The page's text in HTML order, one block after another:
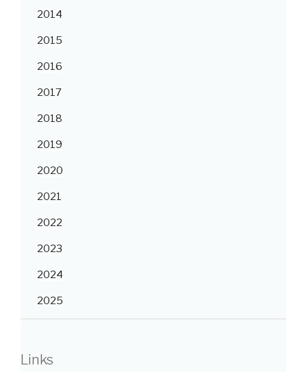
2014
2015
2016
2017
2018
2019
2020
2021
2022
2023
2024
2025
Links